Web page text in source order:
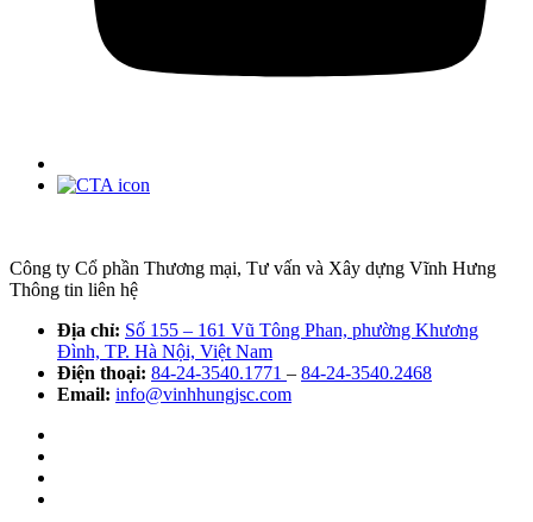
Công ty Cổ phần Thương mại, Tư vấn và Xây dựng Vĩnh Hưng
Thông tin liên hệ
Địa chỉ: Số 155 – 161 Vũ Tông Phan, phường Khương
Đình, TP. Hà Nội, Việt Nam
Điện thoại: 84-24-3540.1771 – 84-24-3540.2468
Email: info@vinhhungjsc.com